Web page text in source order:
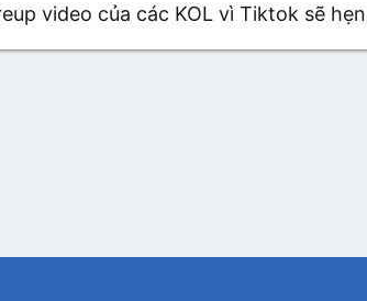
video của các KOL vì Tiktok sẽ